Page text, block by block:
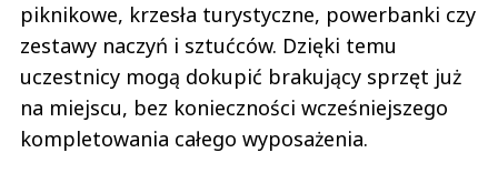
piknikowe, krzesła turystyczne, powerbanki czy
zestawy naczyń i sztućców. Dzięki temu
uczestnicy mogą dokupić brakujący sprzęt już
na miejscu, bez konieczności wcześniejszego
kompletowania całego wyposażenia.